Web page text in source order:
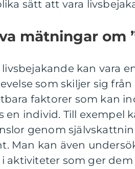
sätt att vara
mätningar om
kan vara
som skiljer sig
faktorer som kan
en individ. Till exempel
genom
Man kan även
aktiviteter som ger